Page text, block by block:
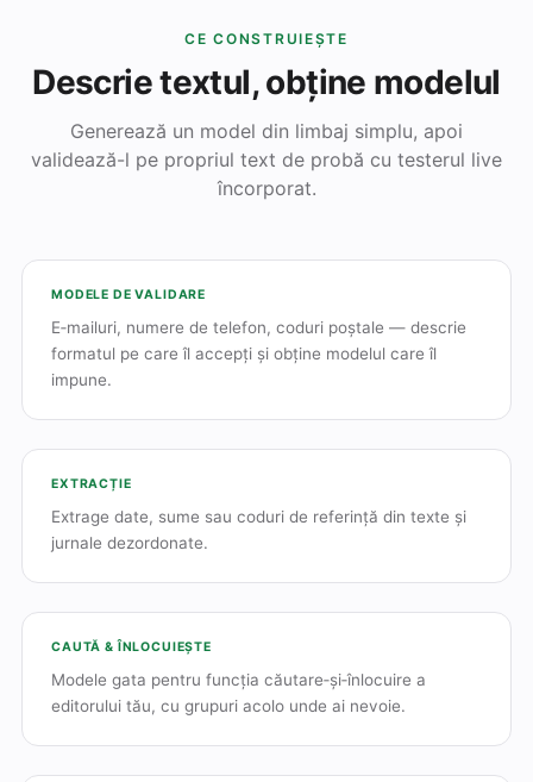
CE CONSTRUIEȘTE
Descrie textul, obține modelul
Generează un model din limbaj simplu, apoi
validează-l pe propriul text de probă cu testerul live
încorporat.
MODELE DE VALIDARE
E‑mailuri, numere de telefon, coduri poștale — descrie
formatul pe care îl accepți și obține modelul care îl
impune.
EXTRACȚIE
Extrage date, sume sau coduri de referință din texte și
jurnale dezordonate.
CAUTĂ & ÎNLOCUIEȘTE
Modele gata pentru funcția căutare‑și‑înlocuire a
editorului tău, cu grupuri acolo unde ai nevoie.